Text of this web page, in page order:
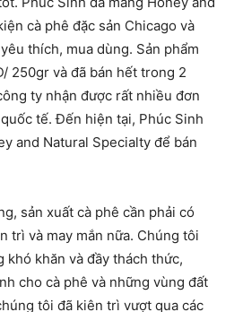
cà phê đặc sản Chicago và
thích, mua dùng. Sản phẩm
250gr và đã bán hết trong 2
ty nhận được rất nhiều đơn
tế. Đến hiện tại, Phúc Sinh
and Natural Specialty để bán
sản xuất cà phê cần phải có
trì và may mắn nữa. Chúng tôi
khó khăn và đầy thách thức,
cho cà phê và những vùng đất
tôi đã kiên trì vượt qua các